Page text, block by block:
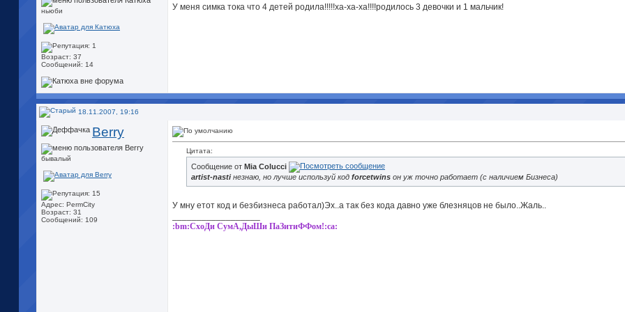
ньюби
Возраст: 37
Сообщений: 14
У меня симка тока что 4 детей родила!!!!!ха-ха-ха!!!!родилось 3 девочки и 1 мальчик!
18.11.2007, 19:16
Berry
бывалый
Адрес: PermCity
Возраст: 31
Сообщений: 109
Цитата:
Сообщение от Mia Colucci
artist-nastiнезнаю, но лучше используй код forcetwins он уж точно работает (с наличием Бизнеса)
У мну етот код и безбизнеса работал)Эх..а так без кода давно уже блезняцов не было..Жаль..
:bm:СхоДи СумА,ДыШи ПаЗитиФФом!:ca: